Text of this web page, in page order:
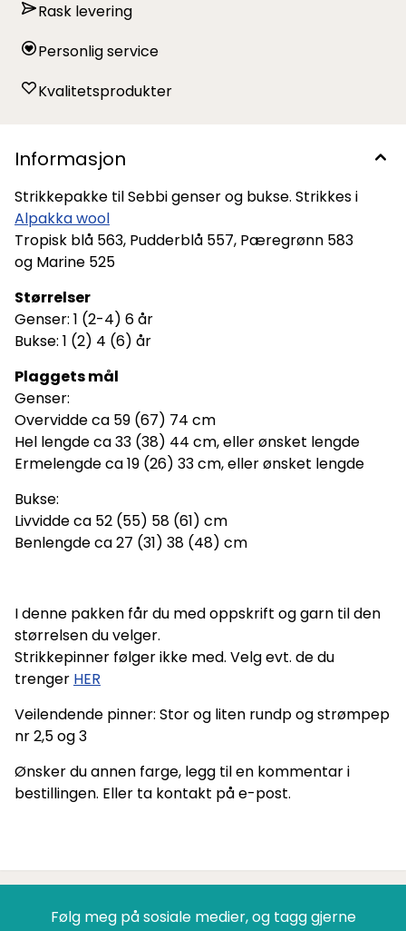
Rask levering
Personlig service
Kvalitetsprodukter
Informasjon
Strikkepakke til Sebbi genser og bukse. Strikkes i
Alpakka wool
Tropisk blå 563, Pudderblå 557, Pæregrønn 583
og Marine 525
Størrelser
Genser: 1 (2-4) 6 år
Bukse: 1 (2) 4 (6) år
Plaggets mål
Genser:
Overvidde ca 59 (67) 74 cm
Hel lengde ca 33 (38) 44 cm, eller ønsket lengde
Ermelengde ca 19 (26) 33 cm, eller ønsket lengde
Bukse:
Livvidde ca 52 (55) 58 (61) cm
Benlengde ca 27 (31) 38 (48) cm
I denne pakken får du med oppskrift og garn til den
størrelsen du velger.
Strikkepinner følger ikke med. Velg evt. de du
trenger HER
Veilendende pinner: Stor og liten rundp og strømpep
nr 2,5 og 3
Ønsker du annen farge, legg til en kommentar i
bestillingen. Eller ta kontakt på e-post.
Følg meg på sosiale medier, og tagg gjerne